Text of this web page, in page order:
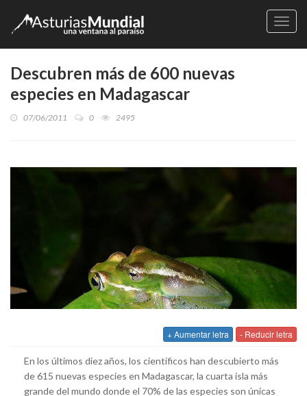
Descubren más de 600 nuevas
especies en Madagascar
07/06/2011 0 2495
+ Aumentar letra - Reducir letra
En los últimos diez años, los científicos han descubierto más
de 615 nuevas especies en Madagascar, la cuarta isla más
grande del mundo donde el 70% de las especies son únicas